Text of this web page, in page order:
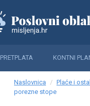
PRETPLATA KONTNI
Naslovnica Plaće i
porezne stope